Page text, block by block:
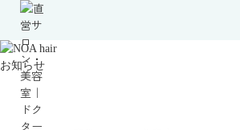
お知らせ